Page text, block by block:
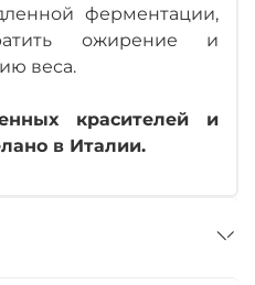
ферментации,
ожирение и
веса.
красителей и
в Италии.